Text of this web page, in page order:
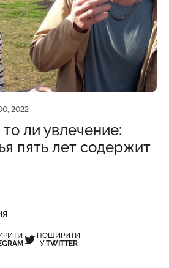
2022
ли увлечение:
пять лет содержит
ПОШИРИТИ
УTWITTER